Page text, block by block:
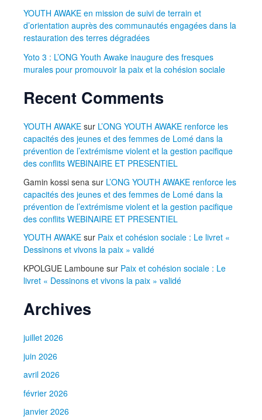
YOUTH AWAKE en mission de suivi de terrain et
d’orientation auprès des communautés engagées dans la
restauration des terres dégradées
Yoto 3 : L’ONG Youth Awake inaugure des fresques
murales pour promouvoir la paix et la cohésion sociale
Recent Comments
YOUTH AWAKE sur L’ONG YOUTH AWAKE renforce les
capacités des jeunes et des femmes de Lomé dans la
prévention de l’extrémisme violent et la gestion pacifique
des conflits WEBINAIRE ET PRESENTIEL
Gamin kossi sena sur L’ONG YOUTH AWAKE renforce les
capacités des jeunes et des femmes de Lomé dans la
prévention de l’extrémisme violent et la gestion pacifique
des conflits WEBINAIRE ET PRESENTIEL
YOUTH AWAKE sur Paix et cohésion sociale : Le livret «
Dessinons et vivons la paix » validé
KPOLGUE Lamboune sur Paix et cohésion sociale : Le
livret « Dessinons et vivons la paix » validé
Archives
juillet 2026
juin 2026
avril 2026
février 2026
janvier 2026